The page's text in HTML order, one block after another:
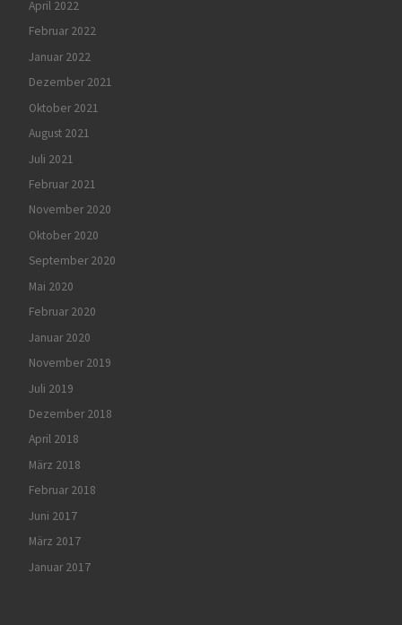
April 2022
Februar 2022
Januar 2022
Dezember 2021
Oktober 2021
August 2021
Juli 2021
Februar 2021
November 2020
Oktober 2020
September 2020
Mai 2020
Februar 2020
Januar 2020
November 2019
Juli 2019
Dezember 2018
April 2018
März 2018
Februar 2018
Juni 2017
März 2017
Januar 2017